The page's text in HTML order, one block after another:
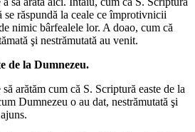
se răspundă la ceale ce împrotivnicii
nimic bârfealele lor. A doao, cum că
şi nestrămutată au venit.
de la Dumnezeu.
arătăm cum că S. Scriptură easte de la
Dumnezeu o au dat, nestrămutată şi